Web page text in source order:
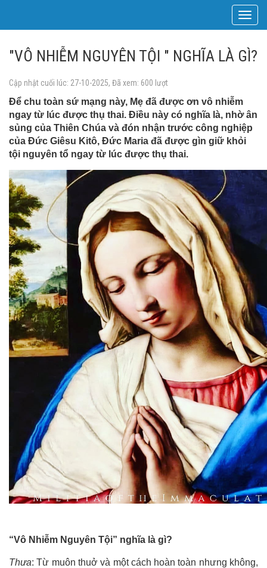
Toggle
"VÔ NHIỄM NGUYÊN TỘI " NGHĨA LÀ GÌ?
Cập nhật cuối lúc: 27-10-2025, Đã xem: 600 lượt
Ðể chu toàn sứ mạng này, Mẹ đã được ơn vô nhiễm
ngay từ lúc được thụ thai. Ðiều này có nghĩa là, nhờ ân
sủng của Thiên Chúa và đón nhận trước công nghiệp
của Ðức Giêsu Kitô, Ðức Maria đã được gìn giữ khỏi
tội nguyên tổ ngay từ lúc được thụ thai.
“Vô Nhiễm Nguyên Tội” nghĩa là gì?
Thưa: Từ muôn thuở và một cách hoàn toàn nhưng không,